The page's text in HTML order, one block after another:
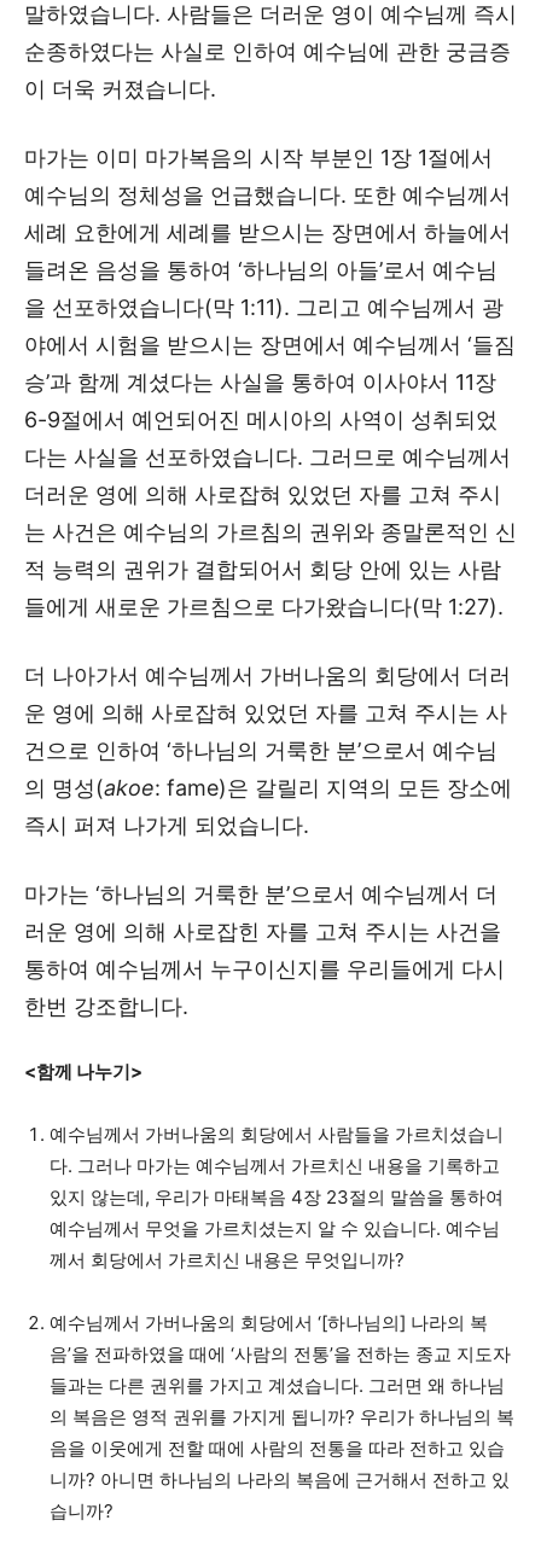
말하였습니다. 사람들은 더러운 영이 예수님께 즉시
순종하였다는 사실로 인하여 예수님에 관한 궁금증
이 더욱 커졌습니다.
마가는 이미 마가복음의 시작 부분인 1장 1절에서
예수님의 정체성을 언급했습니다. 또한 예수님께서
세례 요한에게 세례를 받으시는 장면에서 하늘에서
들려온 음성을 통하여 ‘하나님의 아들’로서 예수님
을 선포하였습니다(막 1:11). 그리고 예수님께서 광
야에서 시험을 받으시는 장면에서 예수님께서 ‘들짐
승’과 함께 계셨다는 사실을 통하여 이사야서 11장
6-9절에서 예언되어진 메시아의 사역이 성취되었
다는 사실을 선포하였습니다. 그러므로 예수님께서
더러운 영에 의해 사로잡혀 있었던 자를 고쳐 주시
는 사건은 예수님의 가르침의 권위와 종말론적인 신
적 능력의 권위가 결합되어서 회당 안에 있는 사람
들에게 새로운 가르침으로 다가왔습니다(막 1:27).
더 나아가서 예수님께서 가버나움의 회당에서 더러
운 영에 의해 사로잡혀 있었던 자를 고쳐 주시는 사
건으로 인하여 ‘하나님의 거룩한 분’으로서 예수님
의 명성(akoe: fame)은 갈릴리 지역의 모든 장소에
즉시 퍼져 나가게 되었습니다.
마가는 ‘하나님의 거룩한 분’으로서 예수님께서 더
러운 영에 의해 사로잡힌 자를 고쳐 주시는 사건을
통하여 예수님께서 누구이신지를 우리들에게 다시
한번 강조합니다.
<함께 나누기>
예수님께서 가버나움의 회당에서 사람들을 가르치셨습니
다. 그러나 마가는 예수님께서 가르치신 내용을 기록하고
있지 않는데, 우리가 마태복음 4장 23절의 말씀을 통하여
예수님께서 무엇을 가르치셨는지 알 수 있습니다. 예수님
께서 회당에서 가르치신 내용은 무엇입니까?
예수님께서 가버나움의 회당에서 ‘[하나님의] 나라의 복
음’을 전파하였을 때에 ‘사람의 전통’을 전하는 종교 지도자
들과는 다른 권위를 가지고 계셨습니다. 그러면 왜 하나님
의 복음은 영적 권위를 가지게 됩니까? 우리가 하나님의 복
음을 이웃에게 전할 때에 사람의 전통을 따라 전하고 있습
니까? 아니면 하나님의 나라의 복음에 근거해서 전하고 있
습니까?